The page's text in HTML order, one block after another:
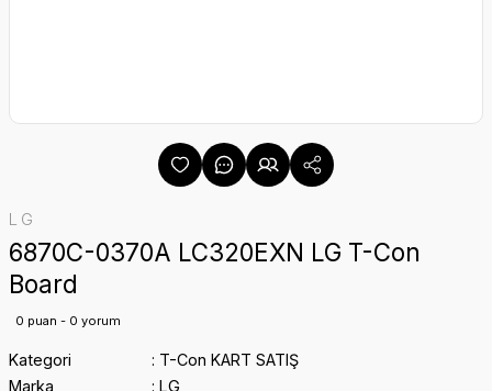
LG
6870C-0370A LC320EXN LG T-Con
Board
0 puan - 0 yorum
Kategori
T-Con KART SATIŞ
Marka
LG